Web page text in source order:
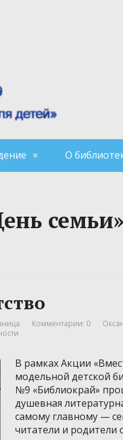
О
Комментарии: 0
В рамках Акции
модельной детской
№9 «Библиокрай»
душевная
самому главному —
читатели и родители